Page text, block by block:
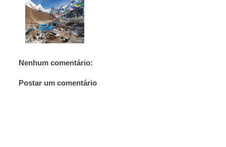
Nenhum comentário:
Postar um comentário